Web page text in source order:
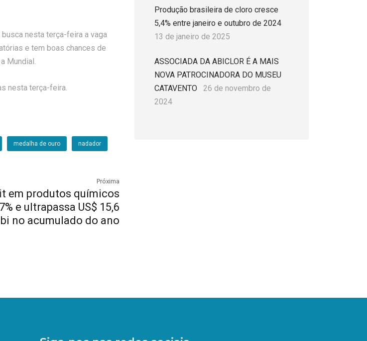
nesta terça-feira a vaga
e tem boas chances de
Mundial.
nesta terça-feira.
medalha de ouro nadador
Próxima
em produtos químicos
e ultrapassa US$ 15,6
bi no acumulado do ano
Produção brasileira de cloro cresce
5,4% entre janeiro e outubro de 2024
13 de janeiro de 2025
ASSOCIADA DA ABICLOR É A MAIS
NOVA PATROCINADORA DO MUSEU
CATAVENTO
26 de novembro de
2024